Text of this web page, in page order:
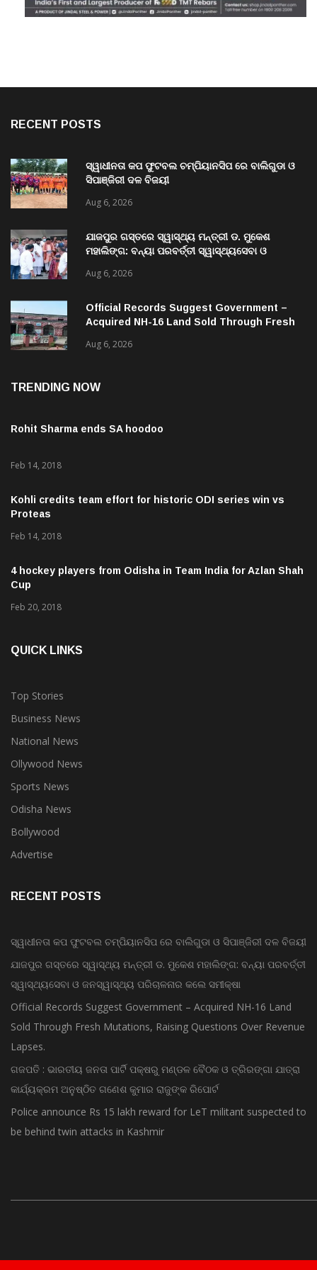
RECENT POSTS
ସ୍ୱାଧୀନତା କପ ଫୁଟବଲ ଚମ୍ପିୟାନସିପ ରେ ବାଲିଗୁଡା ଓ
ସିପାଞ୍ଜିରୀ ଦଳ ବିଜୟୀ
Aug 6, 2026
ଯାଜପୁର ଗସ୍ତରେ ସ୍ୱାସ୍ଥ୍ୟ ମନ୍ତ୍ରୀ ଡ. ମୁକେଶ
ମହାଲିଙ୍ଗ: ବନ୍ୟା ପରବର୍ତ୍ତୀ ସ୍ୱାସ୍ଥ୍ୟସେବା ଓ
Aug 6, 2026
Official Records Suggest Government –
Acquired NH-16 Land Sold Through Fresh
Revenue Lapses.
Aug 6, 2026
TRENDING NOW
Rohit Sharma ends SA hoodoo
Feb 14, 2018
Kohli credits team effort for historic ODI series win vs
Proteas
Feb 14, 2018
4 hockey players from Odisha in Team India for Azlan Shah
Cup
Feb 20, 2018
QUICK LINKS
Top Stories
Business News
National News
Ollywood News
Sports News
Odisha News
Bollywood
Advertise
RECENT POSTS
ସ୍ୱାଧୀନତା କପ ଫୁଟବଲ ଚମ୍ପିୟାନସିପ ରେ ବାଲିଗୁଡା ଓ ସିପାଞ୍ଜିରୀ ଦଳ ବିଜୟୀ
ଯାଜପୁର ଗସ୍ତରେ ସ୍ୱାସ୍ଥ୍ୟ ମନ୍ତ୍ରୀ ଡ. ମୁକେଶ ମହାଲିଙ୍ଗ: ବନ୍ୟା ପରବର୍ତ୍ତୀ
ସ୍ୱାସ୍ଥ୍ୟସେବା ଓ ଜନସ୍ୱାସ୍ଥ୍ୟ ପରିଚାଳନାର କଲେ ସମୀକ୍ଷା
Official Records Suggest Government – Acquired NH-16 Land
Sold Through Fresh Mutations, Raising Questions Over Revenue
Lapses.
ଗଜପତି : ଭାରତୀୟ ଜନତା ପାର୍ଟି ପକ୍ଷରୁ ମଣ୍ଡଳ ବୈଠକ ଓ ତ୍ରିରଙ୍ଗା ଯାତ୍ରା
କାର୍ଯ୍ୟକ୍ରମ ଅନୁଷ୍ଠିତ ଗଣେଶ କୁମାର ରାଜୁଙ୍କ ରିପୋର୍ଟ
Police announce Rs 15 lakh reward for LeT militant suspected to
be behind twin attacks in Kashmir